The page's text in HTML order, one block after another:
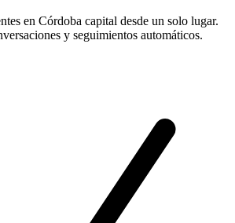
en Córdoba capital desde un solo lugar.
y seguimientos automáticos.